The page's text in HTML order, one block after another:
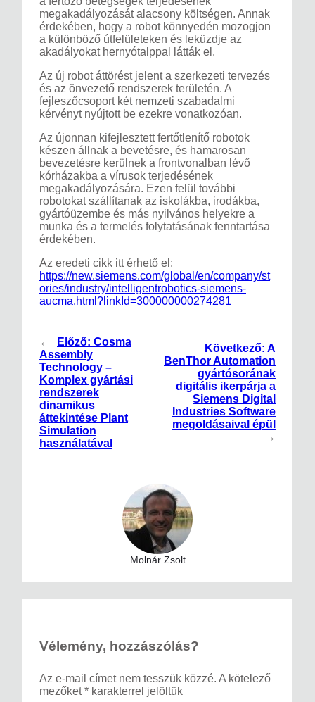
megakadályozását alacsony költségen. Annak
érdekében, hogy a robot könnyedén mozogjon
a különböző útfelületeken és leküzdje az
akadályokat hernyótalppal látták el.
Az új robot áttörést jelent a szerkezeti tervezés
és az önvezető rendszerek területén. A
fejleszőcsoport két nemzeti szabadalmi
kérvényt nyújtott be ezekre vonatkozóan.
Az újonnan kifejlesztett fertőtlenítő robotok
készen állnak a bevetésre, és hamarosan
bevezetésre kerülnek a frontvonalban lévő
kórházakba a vírusok terjedésének
megakadályozására. Ezen felül további
robotokat szállítanak az iskolákba, irodákba,
gyártóüzembe és más nyilvános helyekre a
munka és a termelés folytatásának fenntartása
érdekében.
Az eredeti cikk itt érhető el:
https://new.siemens.com/global/en/company/st
ories/industry/intelligentrobotics-siemens-
aucma.html?linkId=300000000274281
← Előző: Cosma
Assembly
Technology –
Komplex gyártási
rendszerek
dinamikus
áttekintése Plant
Simulation
használatával
Következő: A
BenThor Automation
gyártósorának
digitális ikerpárja a
Siemens Digital
Industries Software
megoldásaival épül
→
Molnár Zsolt
Vélemény, hozzászólás?
Az e-mail címet nem tesszük közzé. A kötelező
mezőket* karakterrel jelöltük